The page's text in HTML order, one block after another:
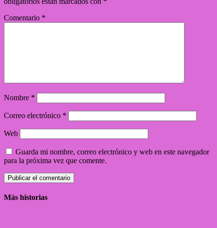
Comentario *
Nombre *
Correo electrónico *
Web
Guarda mi nombre, correo electrónico y web en este navegador
para la próxima vez que comente.
Más historias